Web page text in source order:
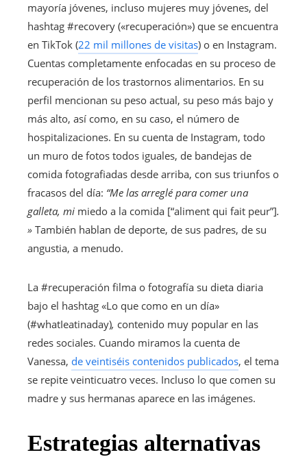
mayoría jóvenes, incluso mujeres muy jóvenes, del
hashtag #recovery («recuperación») que se encuentra
en TikTok (22 mil millones de visitas) o en Instagram.
Cuentas completamente enfocadas en su proceso de
recuperación de los trastornos alimentarios. En su
perfil mencionan su peso actual, su peso más bajo y
más alto, así como, en su caso, el número de
hospitalizaciones. En su cuenta de Instagram, todo
un muro de fotos todos iguales, de bandejas de
comida fotografiadas desde arriba, con sus triunfos o
fracasos del día: “Me las arreglé para comer una
galleta, mi miedo a la comida [“aliment qui fait peur”].
» También hablan de deporte, de sus padres, de su
angustia, a menudo.
La #recuperación filma o fotografía su dieta diaria
bajo el hashtag «Lo que como en un día»
(#whatIeatinaday), contenido muy popular en las
redes sociales. Cuando miramos la cuenta de
Vanessa, de veintiséis contenidos publicados, el tema
se repite veinticuatro veces. Incluso lo que comen su
madre y sus hermanas aparece en las imágenes.
Estrategias alternativas